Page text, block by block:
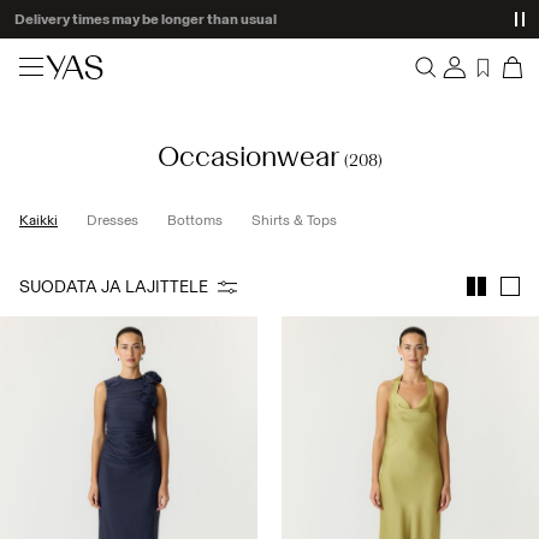
Delivery times may be longer than usual
Yhteenveto
Profiili
Shop the look
Trending
Yhteensopivat Setit
Occasionwear
Tarjouksia
High Summer
Occasionwear (208)
Kaikki Dresses Bottoms Shirts & Tops
SUODATA JA LAJITTELE